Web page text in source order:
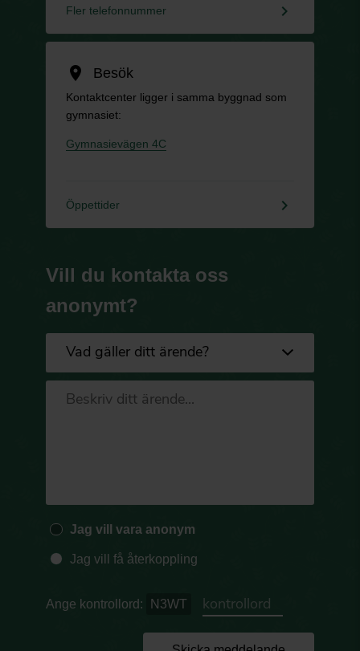
Fler telefonnummer keyboard_arrow_right
location_on Besök
Kontaktcenter ligger i samma byggnad som
gymnasiet:
Gymnasievägen 4C
Öppettider keyboard_arrow_right
Vill du kontakta oss
anonymt?
Jag vill vara anonym
Jag vill få återkoppling
Ange kontrollord: N3WT